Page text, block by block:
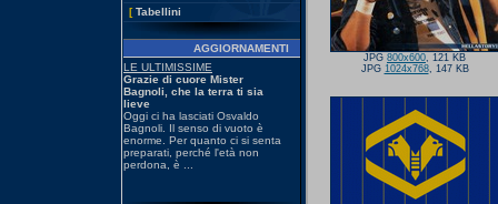
[ Tabellini
AGGIORNAMENTI
JPG 800x600, 121 KB
JPG 1024x768, 147 KB